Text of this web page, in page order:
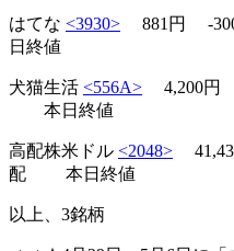
はてな <3930> 881円 -
日終値
犬猫生活 <556A> 4,200円
本日終値
高配株米ドル <2048>
配 本日終値
以上、3銘柄